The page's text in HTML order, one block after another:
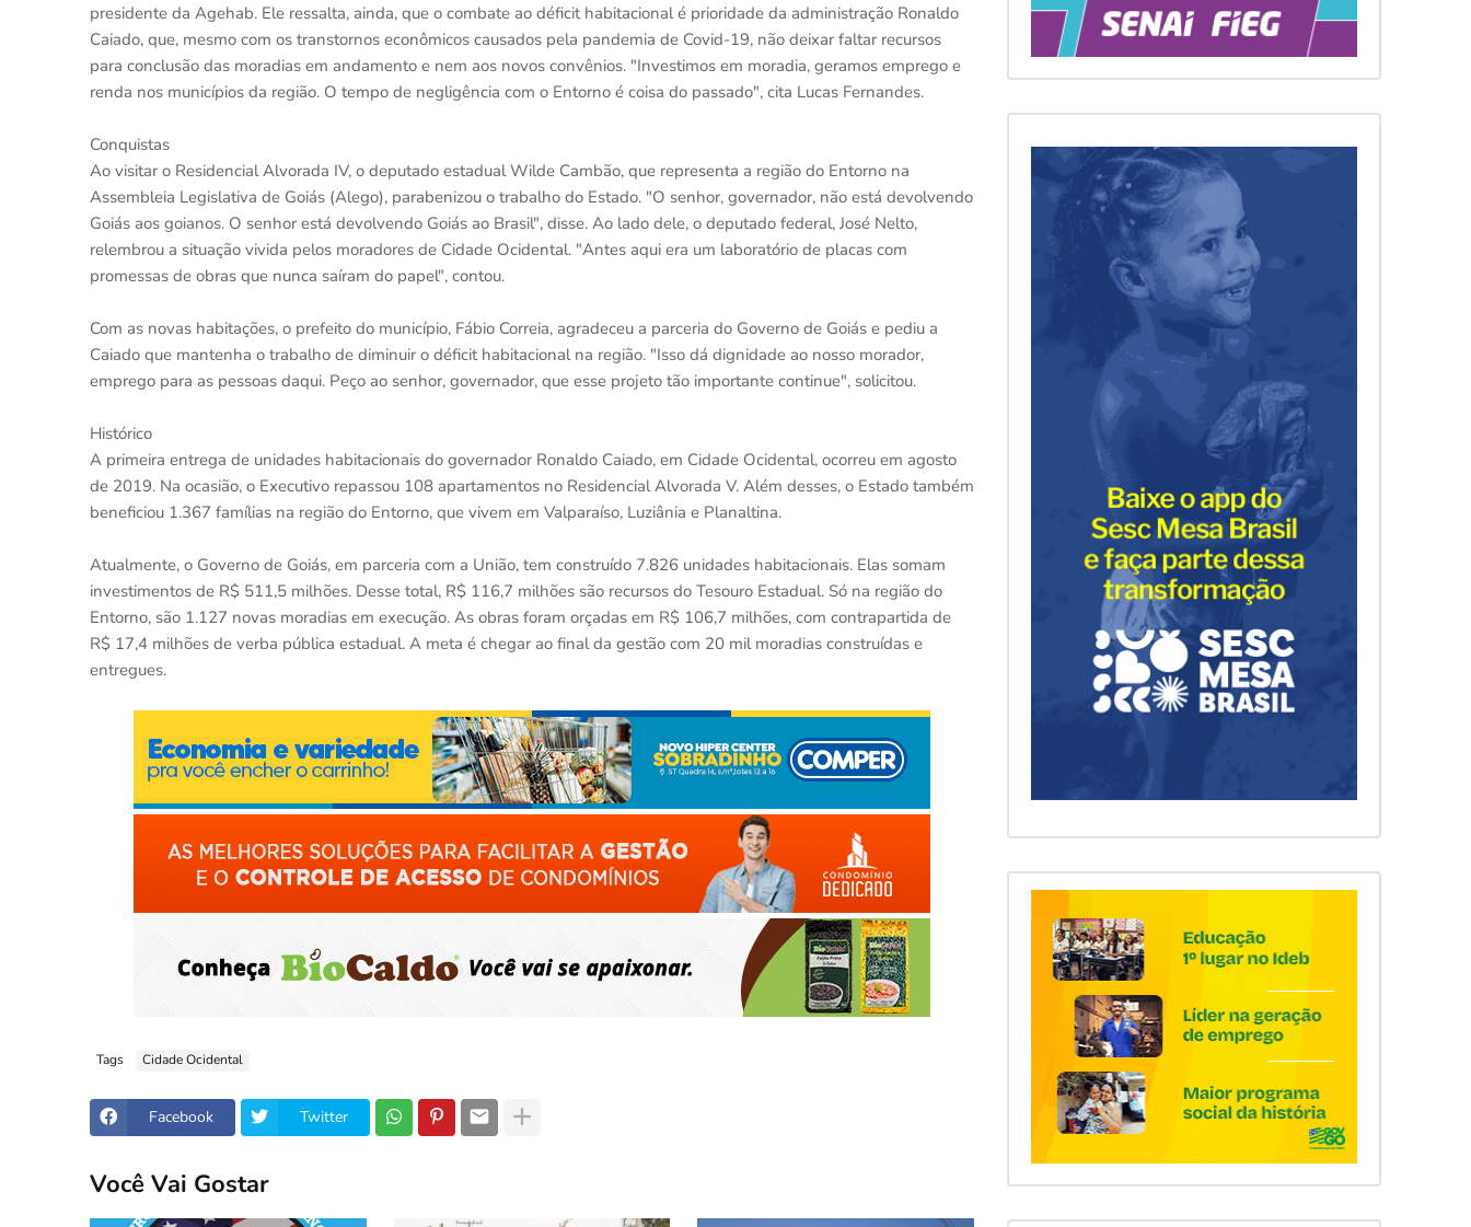
presidente da Agehab. Ele ressalta, ainda, que o combate ao déficit habitacional é prioridade da administração Ronaldo
Caiado, que, mesmo com os transtornos econômicos causados pela pandemia de Covid-19, não deixar faltar recursos
para conclusão das moradias em andamento e nem aos novos convênios. "Investimos em moradia, geramos emprego e
renda nos municípios da região. O tempo de negligência com o Entorno é coisa do passado", cita Lucas Fernandes.
Conquistas
Ao visitar o Residencial Alvorada IV, o deputado estadual Wilde Cambão, que representa a região do Entorno na
Assembleia Legislativa de Goiás (Alego), parabenizou o trabalho do Estado. "O senhor, governador, não está devolvendo
Goiás aos goianos. O senhor está devolvendo Goiás ao Brasil", disse. Ao lado dele, o deputado federal, José Nelto,
relembrou a situação vivida pelos moradores de Cidade Ocidental. "Antes aqui era um laboratório de placas com
promessas de obras que nunca saíram do papel", contou.
Com as novas habitações, o prefeito do município, Fábio Correia, agradeceu a parceria do Governo de Goiás e pediu a
Caiado que mantenha o trabalho de diminuir o déficit habitacional na região. "Isso dá dignidade ao nosso morador,
emprego para as pessoas daqui. Peço ao senhor, governador, que esse projeto tão importante continue", solicitou.
Histórico
A primeira entrega de unidades habitacionais do governador Ronaldo Caiado, em Cidade Ocidental, ocorreu em agosto
de 2019. Na ocasião, o Executivo repassou 108 apartamentos no Residencial Alvorada V. Além desses, o Estado também
beneficiou 1.367 famílias na região do Entorno, que vivem em Valparaíso, Luziânia e Planaltina.
Atualmente, o Governo de Goiás, em parceria com a União, tem construído 7.826 unidades habitacionais. Elas somam
investimentos de R$ 511,5 milhões. Desse total, R$ 116,7 milhões são recursos do Tesouro Estadual. Só na região do
Entorno, são 1.127 novas moradias em execução. As obras foram orçadas em R$ 106,7 milhões, com contrapartida de
R$ 17,4 milhões de verba pública estadual. A meta é chegar ao final da gestão com 20 mil moradias construídas e
entregues.
Tags Cidade Ocidental
Facebook Twitter
Você Vai Gostar